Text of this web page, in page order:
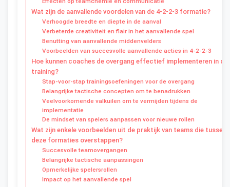
Wat zijn de aanvallende voordelen van de 4-2-2-3 formatie?
Verhoogde breedte en diepte in de aanval
Verbeterde creativiteit en flair in het aanvallende spel
Benutting van aanvallende middenvelders
Voorbeelden van succesvolle aanvallende acties in 4-2-2-3
Hoe kunnen coaches de overgang effectief implementeren in de
training?
Stap-voor-stap trainingsoefeningen voor de overgang
Belangrijke tactische concepten om te benadrukken
Veelvoorkomende valkuilen om te vermijden tijdens de
implementatie
De mindset van spelers aanpassen voor nieuwe rollen
Wat zijn enkele voorbeelden uit de praktijk van teams die tussen
deze formaties overstappen?
Succesvolle teamovergangen
Belangrijke tactische aanpassingen
Opmerkelijke spelersrollen
Impact op het aanvallende spel